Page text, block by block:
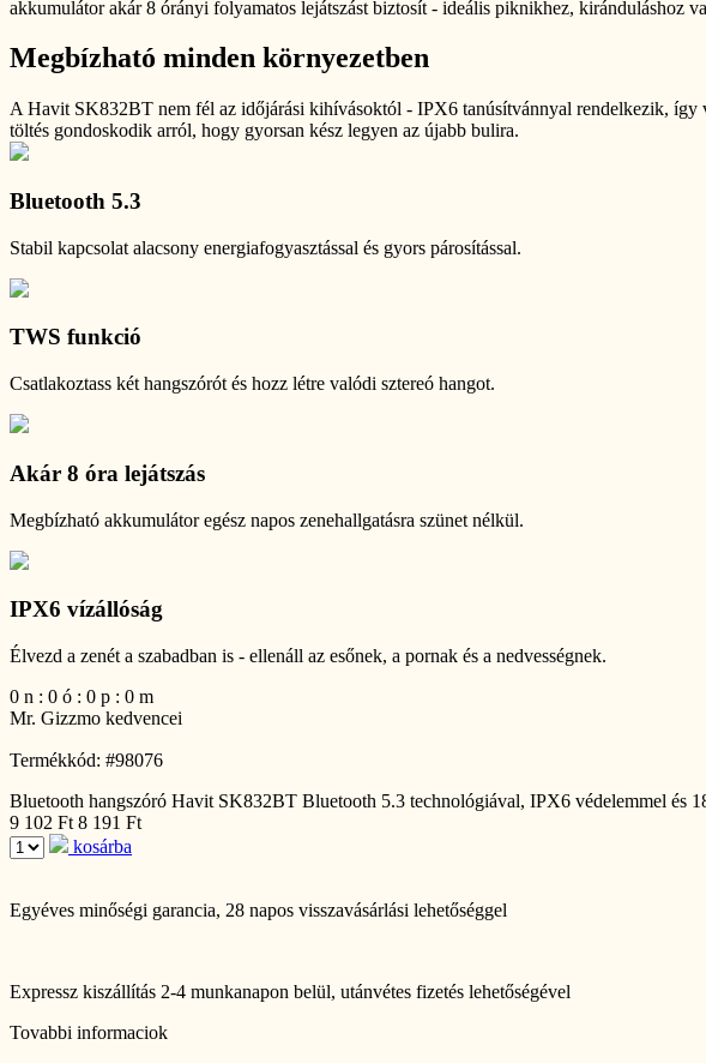
akkumulátor akár 8 órányi folyamatos lejátszást biztosít - ideális piknikhez, kiránduláshoz
Megbízható minden környezetben
A Havit SK832BT nem fél az időjárási kihívásoktól - IPX6 tanúsítvánnyal rendelkezik, így
töltés gondoskodik arról, hogy gyorsan kész legyen az újabb bulira.
Bluetooth 5.3
Stabil kapcsolat alacsony energiafogyasztással és gyors párosítással.
TWS funkció
Csatlakoztass két hangszórót és hozz létre valódi sztereó hangot.
Akár 8 óra lejátszás
Megbízható akkumulátor egész napos zenehallgatásra szünet nélkül.
IPX6 vízállóság
Élvezd a zenét a szabadban is - ellenáll az esőnek, a pornak és a nedvességnek.
0 n : 0 ó : 0 p : 0 m
Mr. Gizzmo kedvencei
Termékkód: #98076
Bluetooth hangszóró Havit SK832BT Bluetooth 5.3 technológiával, IPX6 védelemmel és
9 102 Ft 8 191 Ft
kosárba
Egyéves minőségi garancia, 28 napos visszavásárlási lehetőséggel
Expressz kiszállítás 2-4 munkanapon belül, utánvétes fizetés lehetőségével
Tovabbi informaciok